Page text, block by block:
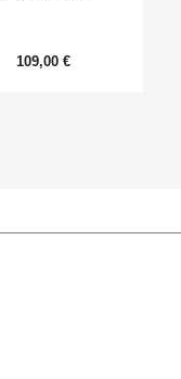
109,00 €